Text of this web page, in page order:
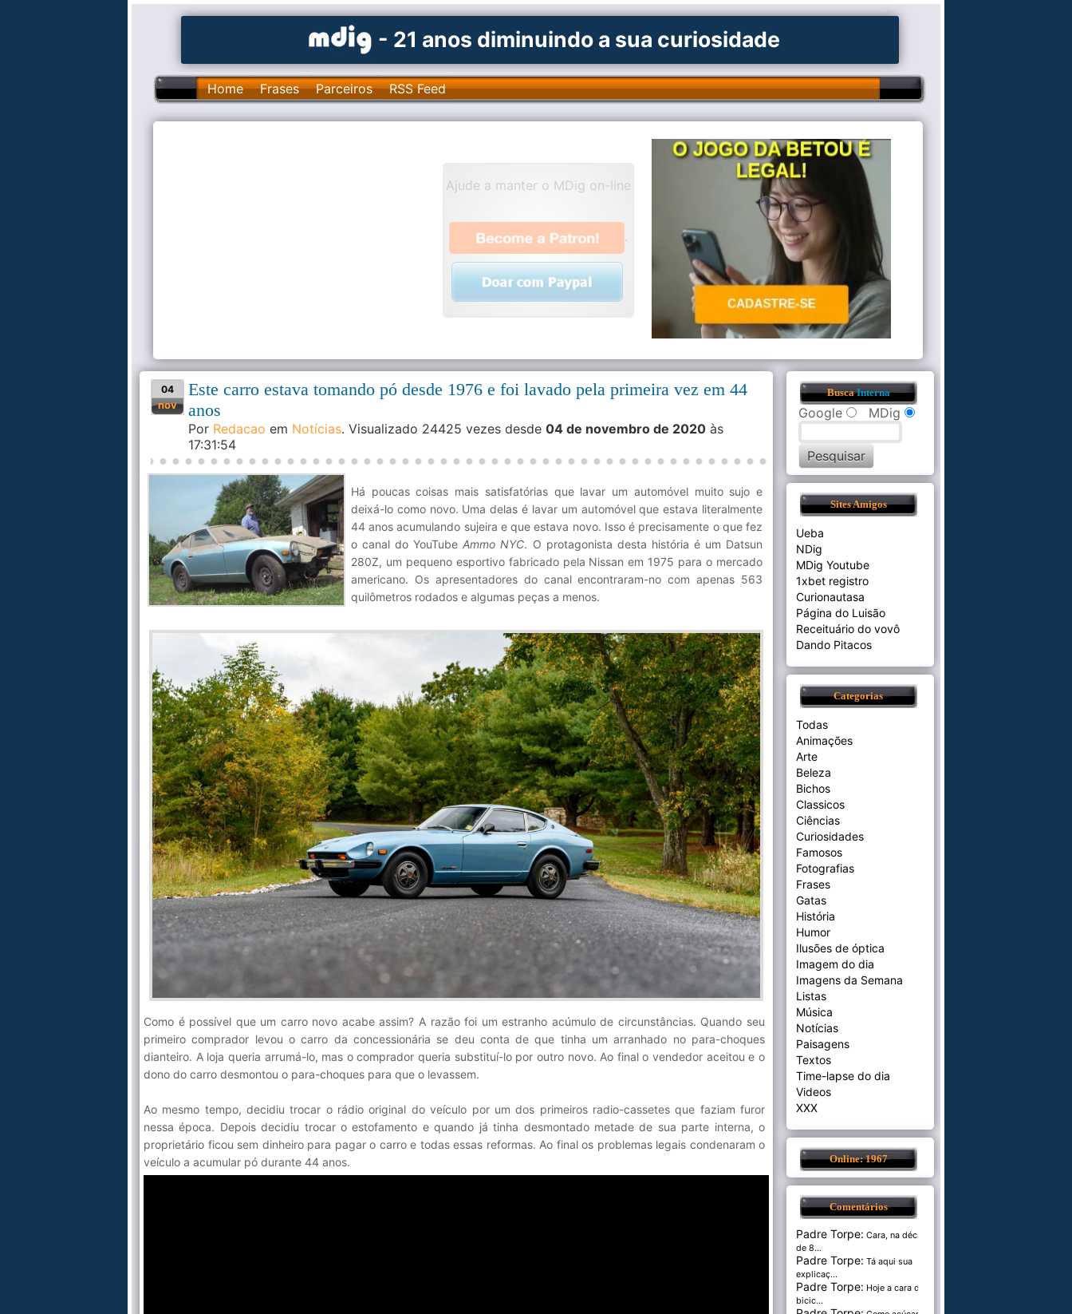
- 21 anos diminuindo a sua curiosidade
Home Frases Parceiros RSS Feed
Ajude a manter o MDig on-line
.
04
nov
Este carro estava tomando pó desde 1976 e foi lavado pela primeira vez em 44
anos
Por Redacao em Notícias. Visualizado 24425 vezes desde 04 de novembro de 2020 às
17:31:54
Há poucas coisas mais satisfatórias que lavar um automóvel muito sujo e
deixá-lo como novo. Uma delas é lavar um automóvel que estava literalmente
44 anos acumulando sujeira e que estava novo. Isso é precisamente o que fez
o canal do YouTubeAmmo NYC. O protagonista desta história é um Datsun
280Z, um pequeno esportivo fabricado pela Nissan em 1975 para o mercado
americano. Os apresentadores do canal encontraram-no com apenas 563
quilômetros rodados e algumas peças a menos.
Como é possível que um carro novo acabe assim? A razão foi um estranho acúmulo de circunstâncias. Quando seu
primeiro comprador levou o carro da concessionária se deu conta de que tinha um arranhado no para-choques
dianteiro. A loja queria arrumá-lo, mas o comprador queria substituí-lo por outro novo. Ao final o vendedor aceitou e o
dono do carro desmontou o para-choques para que o levassem.
Ao mesmo tempo, decidiu trocar o rádio original do veículo por um dos primeiros radio-cassetes que faziam furor
nessa época. Depois decidiu trocar o estofamento e quando já tinha desmontado metade de sua parte interna, o
proprietário ficou sem dinheiro para pagar o carro e todas essas reformas. Ao final os problemas legais condenaram o
veículo a acumular pó durante 44 anos.
BuscaInterna
Google MDig
Sites Amigos
Ueba
NDig
MDig Youtube
1xbet registro
Curionautasa
Página do Luisão
Receituário do vovô
Dando Pitacos
Categorias
Todas
Animações
Arte
Beleza
Bichos
Classicos
Ciências
Curiosidades
Famosos
Fotografias
Frases
Gatas
História
Humor
Ilusões de óptica
Imagem do dia
Imagens da Semana
Listas
Música
Notícias
Paisagens
Textos
Time-lapse do dia
Videos
XXX
Online: 1967
Comentários
Padre Torpe: Cara, na década
de 8...
Padre Torpe: Tá aqui sua
explicaç...
Padre Torpe: Hoje a cara de
bicic...